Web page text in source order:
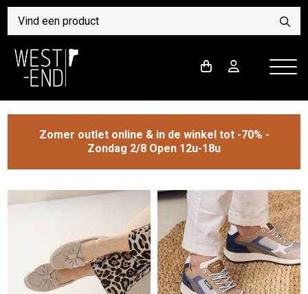
Zomer outlet online & in de winkel tot -70% -
Zondag 2/8 Open 12u-18u